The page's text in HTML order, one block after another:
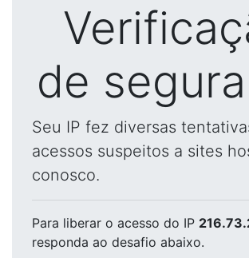
de
Seu IP fez diversas
acessos suspeitos a sites
conosco.
Para liberar o acesso do IP
responda ao desafio abaixo.